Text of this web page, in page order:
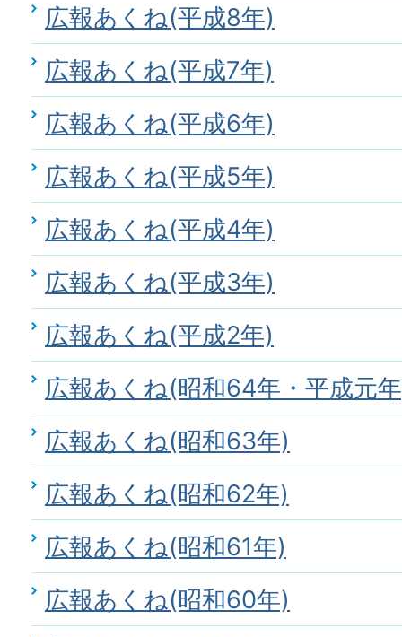
広報あくね(平成8年)
広報あくね(平成7年)
広報あくね(平成6年)
広報あくね(平成5年)
広報あくね(平成4年)
広報あくね(平成3年)
広報あくね(平成2年)
広報あくね(昭和64年・平成元
広報あくね(昭和63年)
広報あくね(昭和62年)
広報あくね(昭和61年)
広報あくね(昭和60年)